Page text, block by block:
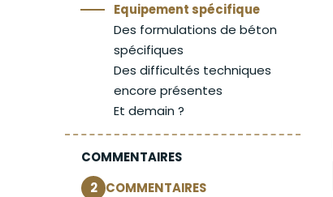
Equipement spécifique
Des formulations de béton
spécifiques
Des difficultés techniques
encore présentes
Et demain ?
COMMENTAIRES
2 COMMENTAIRES